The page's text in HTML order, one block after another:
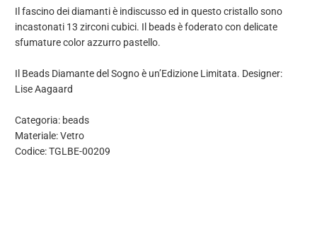
Il fascino dei diamanti è indiscusso ed in questo cristallo sono
incastonati 13 zirconi cubici. Il beads è foderato con delicate
sfumature color azzurro pastello.
Il Beads Diamante del Sogno è un’Edizione Limitata. Designer:
Lise Aagaard
Categoria: beads
Materiale: Vetro
Codice: TGLBE-00209